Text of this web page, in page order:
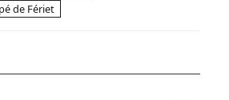
de Fériet